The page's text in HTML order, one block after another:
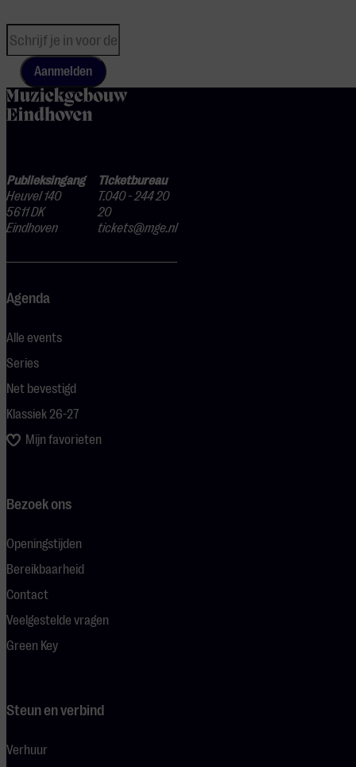
Aanmelden
Publieksingang
Heuvel 140
5611 DK
Eindhoven
Ticketbureau
T.040 - 244 20
20
tickets@mge.nl
Agenda
Alle events
Series
Net bevestigd
Klassiek 26-27
Mijn favorieten
Bezoek ons
Openingstijden
Bereikbaarheid
Contact
Veelgestelde vragen
Green Key
Steun en verbind
Verhuur